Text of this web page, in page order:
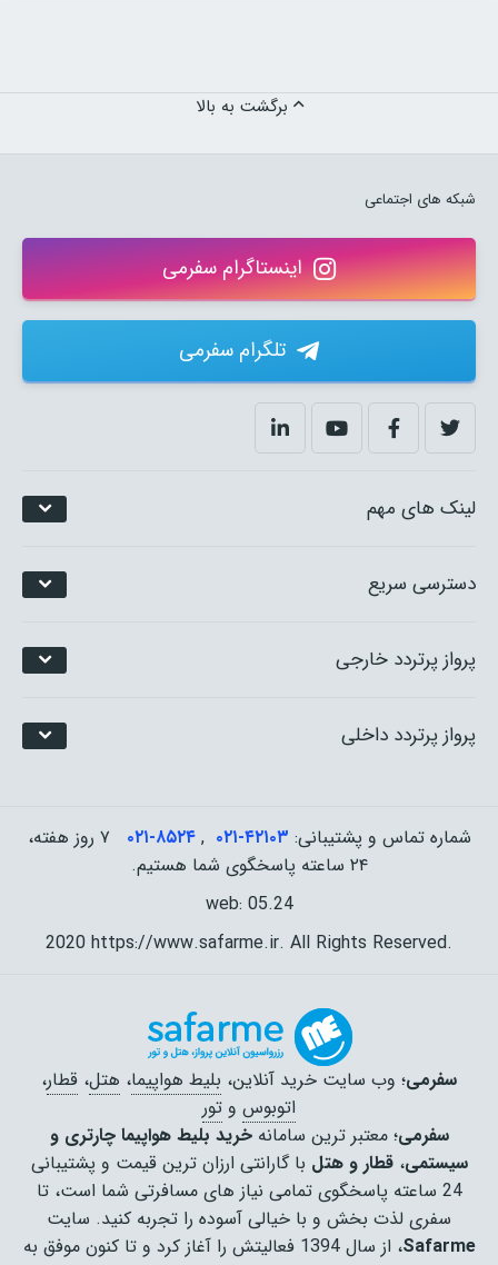
پرواز پرتردد داخلی
پرواز پرتردد خارجی
دسترسی سریع
لینک های مهم
شبکه های اجتماعی
اینستاگرام سفرمی
تلگرام سفرمی
شماره تماس و پشتیبانی: ۰۲۱-۴٢١٠٣ ,۰۲۱-۸۵۲۴
۷ روز هفته،
۲۴ ساعته پاسخگوی شما هستیم.
web: 05.24
2020 https://www.safarme.ir. All Rights Reserved.
سفرمی؛ وب سایت خرید آنلاین، بلیط هواپیما، هتل، قطار،
اتوبوس و تور
سفرمی؛ معتبر ترین سامانهخرید بلیط هواپیما چارتری و
سیستمی،قطار و هتل با گارانتی ارزان ترین قیمت و پشتیبانی
24 ساعته پاسخگوی تمامی نیاز های مسافرتی شما است، تا
سفری لذت بخش و با خیالی آسوده را تجربه کنید. سایت
Safarme
، از سال 1394 فعالیتش را آغاز کرد و تا کنون موفق به